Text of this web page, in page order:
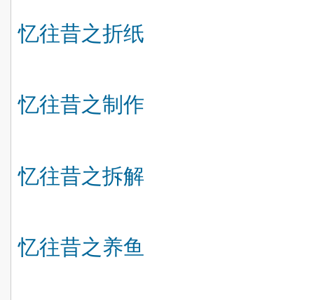
忆往昔之折纸
忆往昔之制作
忆往昔之拆解
忆往昔之养鱼